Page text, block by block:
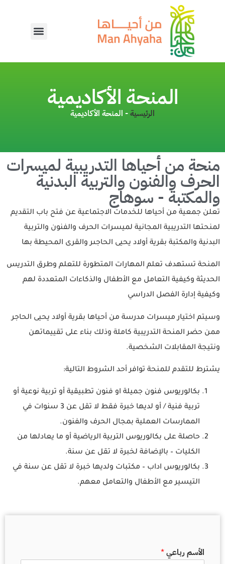
المنحة الأكاديمية
الرئيسية- المنحة الأكاديمية
منحة من أحياها التدريبية لميسرات
الحرف والفنون والتربية البدنية
والمكتبة - سوهاج
تعلن جمعية من أحياها للخدمات الاجتماعية عن فتح باب التقديم
لمنحتها التدريبية المجانية لميسرات الحرف والفنون والتربية
البدنية والمكتبة بقرية أولاد يحيى الحاجىر والقرى المحيطة بها
المنحة تستهدف تعلم المهارات المتطورة للتعلم وطرق التدريس
الحديثة وكيفية التعامل مع الأطفال والذكاءات المتعددة لهم
وكيفية إدارة الفصل الدراسي
وسيتم اختيار ميسرات مدرسة من أحياها بقرية أولاد يحيى الحاجر
ممن حضر المنحة التدريبية كاملة وذلك بناء على تقييماتهن
ونتيجة المقابلات الشخصية.
يشترط للتقدم للمنحة توافر أحد الشروط التالية:
بكالوريوس فنون جميلة او فنون تطبيقية أو تربية نوعية أو
تربية فنية / أو لديها خبرة فقط لا تقل عن 3 سنوات في
الممارسات العملية بمجال الحرف والفنون.
حاصلة على بكالوريوس التربية الرياضية أو ما يعادلها من
الكليات – بالإضافة لخبرة لا تقل عن سنة.
بكالوريوس اداب – مكتبات ولديها خبرة لا تقل عن سنة في
التيسير مع الأطفال والتعامل معهم.
الأسم رباعي*